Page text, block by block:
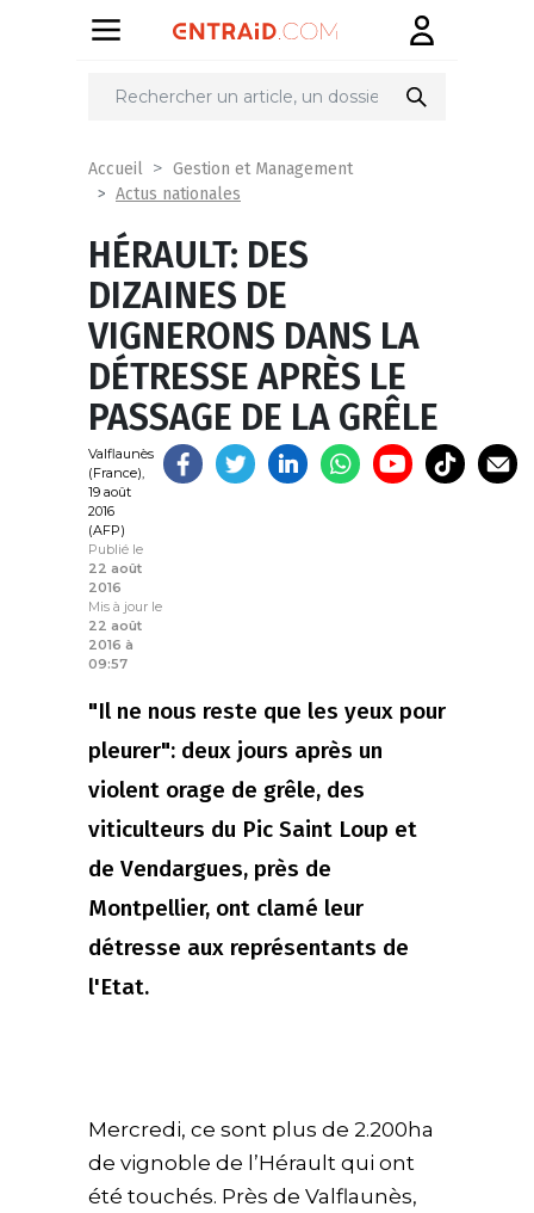
Partager
Accueil
Gestion et Management
Actus nationales
HÉRAULT: DES
DIZAINES DE
VIGNERONS DANS LA
DÉTRESSE APRÈS LE
PASSAGE DE LA GRÊLE
Valflaunès
(France),
19 août
2016
(AFP)
Publié le
22 août
2016
Mis à jour le
22 août
2016 à
09:57
"Il ne nous reste que les yeux pour
pleurer": deux jours après un
violent orage de grêle, des
viticulteurs du Pic Saint Loup et
de Vendargues, près de
Montpellier, ont clamé leur
détresse aux représentants de
l'Etat.
Mercredi, ce sont plus de 2.200ha
de vignoble de l’Hérault qui ont
été touchés. Près de Valflaunès,